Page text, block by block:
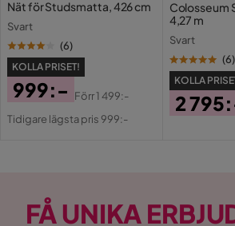
Nät för Studsmatta, 426 cm
Svart
(6)
KOLLA PRISET!
Pris
999:-
Original
Förr1 499:-
Tidigare lägsta pris 999:-
Colosseum
4,27 m
Svart
(6)
KOLLA
2
FÅ UNIKA